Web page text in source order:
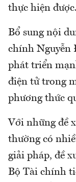
thực hiện được.
Bổ sung nội
chính Nguyễn
phát triển
điện tử trong
phương thức
Với những đề
thường có
giải pháp, đề
Bộ Tài chính